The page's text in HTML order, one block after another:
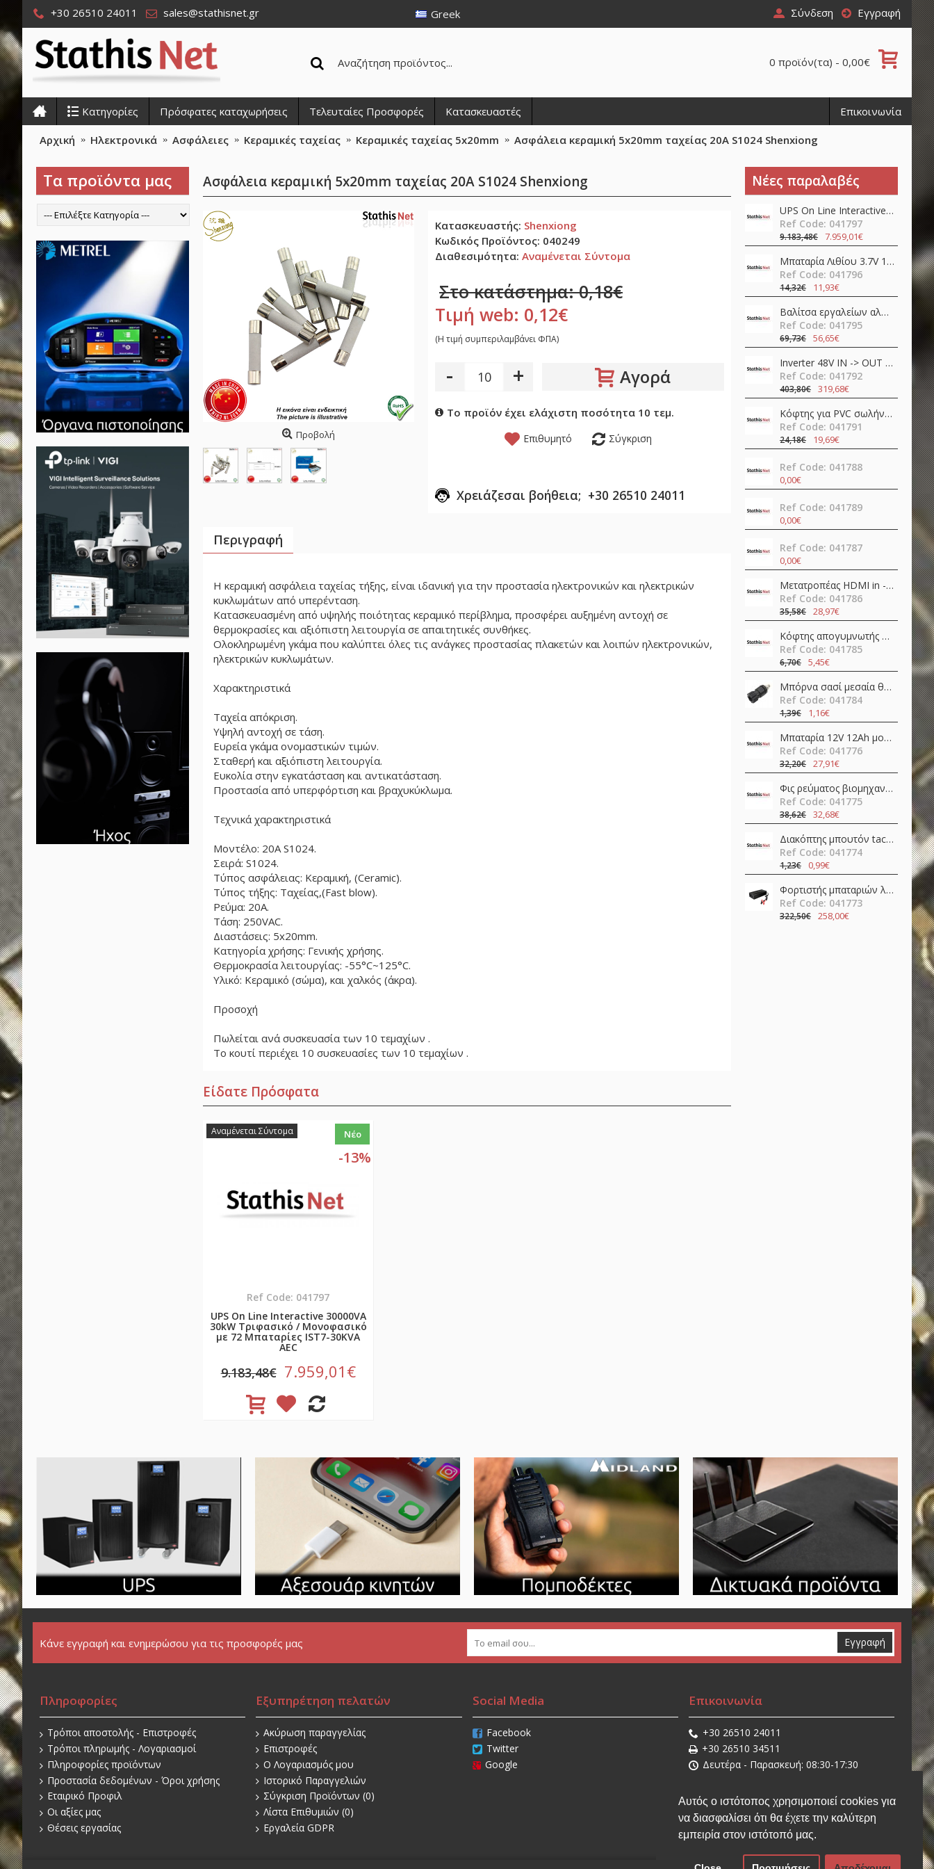
Αυτός ο ιστότοπος χρησιμοποιεί cookies για
να διασφαλίσει ότι θα έχετε την καλύτερη
εμπειρία στον ιστότοπό μας.
+30 26510 24011 sales@stathisnet.gr Greek Σύνδεση Εγγραφή
0 προϊόν(τα) - 0,00€
Κατηγορίες Πρόσφατες καταχωρήσεις Τελευταίες Προσφορές Κατασκευαστές Επικοινωνία
Αρχική Ηλεκτρονικά Ασφάλειες Κεραμικές ταχείας Κεραμικές ταχείας 5x20mm Ασφάλεια κεραμική 5x20mm ταχείας 20Α S1024 Shenxiong
Τα προϊόντα μας Νέες παραλαβές
UPS On Line Interactive 30000VA 30kW Τριφασικό / Μονοφασικό με 72 Μπαταρίες IST7-30KVA AEC
Ref Code: 041797
9.183,48€ 7.959,01€
Μπαταρία Λιθίου 3.7V 18650 3400mAh Li-Ion με προστασία & Type-C RC34 Speras
Ref Code: 041796
14,32€ 11,93€
Βαλίτσα εργαλείων αλουμινίου 11pcs TS01-P07 QuickFix Toolkit Teslong
Ref Code: 041795
69,73€ 56,65€
Inverter 48V ΙΝ -> OUT 230VAC 400W καθαρού ημιτόνου NTS-750-248EU MEAN WELL
Ref Code: 041792
403,80€ 319,68€
Κόφτης για PVC σωλήνες SR-366 Pro'sKit
Ref Code: 041791
24,18€ 19,69€
Ref Code: 041788
0,00€
Ref Code: 041789
0,00€
Ref Code: 041787
0,00€
Μετατροπέας HDMI in -> HDMI + SPDIF + 3.5mm out 4K@60Hz OZV8
Ref Code: 041786
35,58€ 28,97€
Κόφτης απογυμνωτής 0.5-4.0mm ψαλίδι ακριβείας CP-108 (6PK-223) Pro'sKit
Ref Code: 041785
6,70€ 5,45€
Μπόρνα σασί μεσαία θηλυκή απλή 42mm/Φ4/30Α βακελίτη μαύρη νίκελ JT-6132 JKG
Ref Code: 041784
1,39€ 1,16€
Μπαταρία 12V 12Ah μολύβδου FL12-12 Invictus
Ref Code: 041776
32,20€ 27,91€
Φις ρεύματος βιομηχανικό αρσενικό 4pins 16A 400V IP67 C01620H00321012 Amphenol
Ref Code: 041775
38,62€ 32,68€
Διακόπτης μπουτόν tact σταθερός DPDT ON-ON 0.1A 30V PCB Mount BS-800-L Canal Electronic
Ref Code: 041774
1,23€ 0,99€
Φορτιστής μπαταριών λιθίου 24V 20A AP-PF600-24L Epever
Ref Code: 041773
322,50€ 258,00€
Ασφάλεια κεραμική 5x20mm ταχείας 20Α S1024 Shenxiong
Προβολή
Κατασκευαστής: Shenxiong
Κωδικός Προϊόντος: 040249
Διαθεσιμότητα: Αναμένεται Σύντομα
Στο κατάστημα: 0,18€
Τιμή web: 0,12€
(H τιμή συμπεριλαμβάνει ΦΠΑ)
- + Αγορά
Το προϊόν έχει ελάχιστη ποσότητα 10 τεμ.
Επιθυμητό Σύγκριση
Χρειάζεσαι βοήθεια; +30 26510 24011
Περιγραφή
Η κεραμική ασφάλεια ταχείας τήξης, είναι ιδανική για την προστασία ηλεκτρονικών και ηλεκτρικών
κυκλωμάτων από υπερένταση.
Κατασκευασμένη από υψηλής ποιότητας κεραμικό περίβλημα, προσφέρει αυξημένη αντοχή σε
θερμοκρασίες και αξιόπιστη λειτουργία σε απαιτητικές συνθήκες.
Ολοκληρωμένη γκάμα που καλύπτει όλες τις ανάγκες προστασίας πλακετών και λοιπών ηλεκτρονικών,
ηλεκτρικών κυκλωμάτων.
Χαρακτηριστικά
Ταχεία απόκριση.
Υψηλή αντοχή σε τάση.
Ευρεία γκάμα ονομαστικών τιμών.
Σταθερή και αξιόπιστη λειτουργία.
Ευκολία στην εγκατάσταση και αντικατάσταση.
Προστασία από υπερφόρτιση και βραχυκύκλωμα.
Τεχνικά χαρακτηριστικά
Μοντέλο: 20Α S1024.
Σειρά: S1024.
Τύπος ασφάλειας: Κεραμική, (Ceramic).
Τύπος τήξης: Ταχείας,(Fast blow).
Ρεύμα: 20Α.
Τάση: 250VAC.
Διαστάσεις: 5x20mm.
Κατηγορία χρήσης: Γενικής χρήσης.
Θερμοκρασία λειτουργίας: -55°C~125°C.
Υλικό: Κεραμικό (σώμα), και χαλκός (άκρα).
Προσοχή
Πωλείται ανά συσκευασία των 10 τεμαχίων .
Το κουτί περιέχει 10 συσκευασίες των 10 τεμαχίων .
Είδατε Πρόσφατα
Νέο
-13%
Αναμένεται Σύντομα
Ref Code: 041797
UPS On Line Interactive 30000VA
30kW Τριφασικό / Μονοφασικό
με 72 Μπαταρίες IST7-30KVA
AEC
9.183,48€ 7.959,01€
Κάνε εγγραφή και ενημερώσου για τις προσφορές μας Εγγραφή
Πληροφορίες
Τρόποι αποστολής - Επιστροφές
Τρόποι πληρωμής - Λογαριασμοί
Πληροφορίες προϊόντων
Προστασία δεδομένων - Όροι χρήσης
Εταιρικό Προφιλ
Οι αξίες μας
Θέσεις εργασίας
Εξυπηρέτηση πελατών
Ακύρωση παραγγελίας
Επιστροφές
O Λογαριασμός μου
Ιστορικό Παραγγελιών
Σύγκριση Προϊόντων (0)
Λίστα Επιθυμιών (0)
Εργαλεία GDPR
Social Media
Facebook
Twitter
Google
Επικοινωνία
+30 26510 24011
+30 26510 34511
Δευτέρα - Παρασκευή: 08:30-17:30
sales@stathisnet.gr
Η τοποθεσία μας